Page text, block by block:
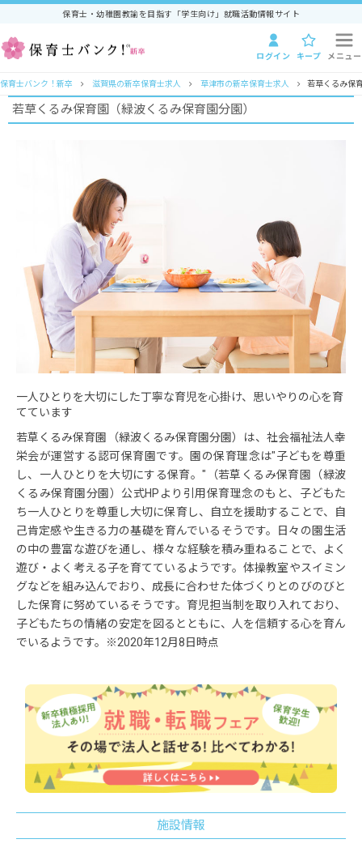
保育士・幼稚園教諭を目指す「学生向け」就職活動情報サイト
ログイン キープ メニュー
保育士バンク！新卒 滋賀県の新卒保育士求人 草津市の新卒保育士求人 若草くるみ保
若草くるみ保育園（緑波くるみ保育園分園）
一人ひとりを大切にした丁寧な育児を心掛け、思いやりの心を育
てています
若草くるみ保育園（緑波くるみ保育園分園）は、社会福祉法人幸
栄会が運営する認可保育園です。園の保育理念は"子どもを尊重
し、一人ひとりを大切にする保育。"（若草くるみ保育園（緑波
くるみ保育園分園）公式HPより引用保育理念のもと、子どもた
ち一人ひとりを尊重し大切に保育し、自立を援助することで、自
己肯定感や生きる力の基礎を育んでいるそうです。日々の園生活
の中の豊富な遊びを通し、様々な経験を積み重ねることで、よく
遊び・よく考える子を育てているようです。体操教室やスイミン
グなどを組み込んでおり、成長に合わせた体づくりとのびのびと
した保育に努めているそうです。育児担当制を取り入れており、
子どもたちの情緒の安定を図るとともに、人を信頼する心を育ん
でいるようです。※2020年12月8日時点
施設情報